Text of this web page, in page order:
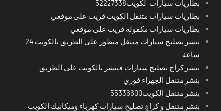
بطاريات سيارات الكويت52227338
بطاريات سيارات متنقل الكويت قريب على موقعي
بطاريات سيارات مكفولة قريب على موقعي
بنشر تصليح سيارات متنقل متطور على الطريق بالكويت 24
ساعة
بنشر كراج تصليح سيارات فينشر بالكويت على الطريق
بنشر متنقل الجهراء فوري
بنشر متنقل الكويت55336600
بنشر متنقل و كراج تصليح سيارات كهرباء وميكانيك الكويت